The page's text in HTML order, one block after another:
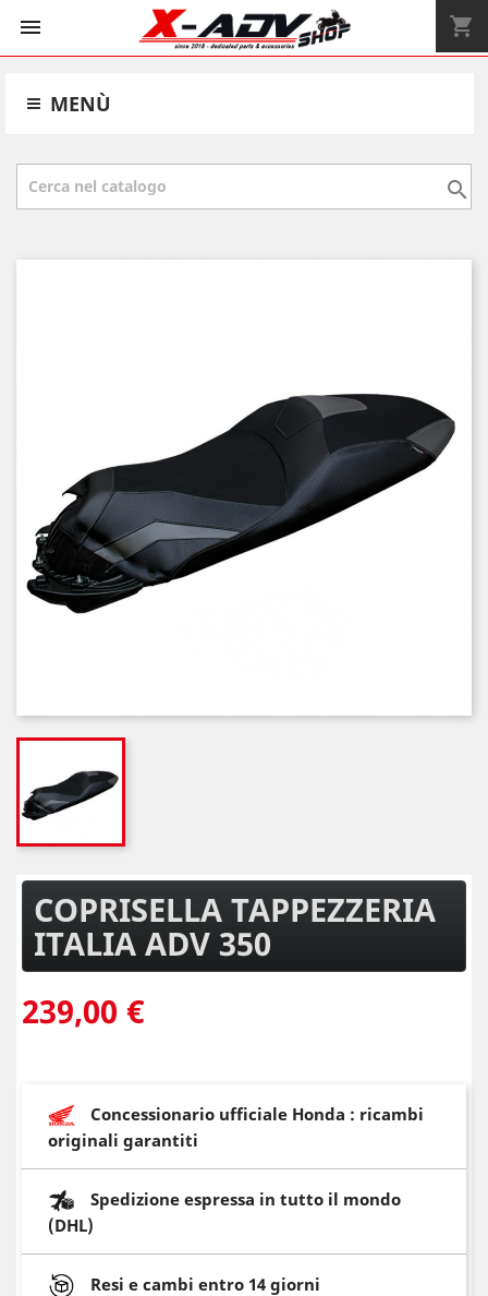
 shopping_cart
MENÙ

COPRISELLA TAPPEZZERIA
ITALIA ADV 350
239,00 €
Concessionario ufficiale Honda : ricambi
originali garantiti
Spedizione espressa in tutto il mondo
(DHL)
Resi e cambi entro 14 giorni